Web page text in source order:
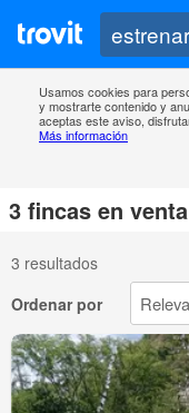
Usamos cookies para
y mostrarte contenido y
aceptas este aviso,
Más información
3 fincas en
3 resultados
Ordenar por